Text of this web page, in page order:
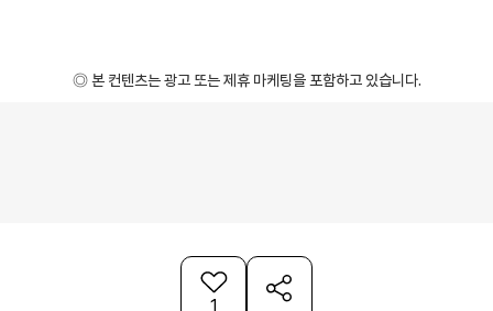
◎ 본 컨텐츠는 광고 또는 제휴 마케팅을 포함하고 있습니다.
1